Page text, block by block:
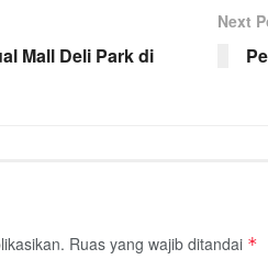
Mall Deli Park di
Next
Ruas yang wajib ditandai *